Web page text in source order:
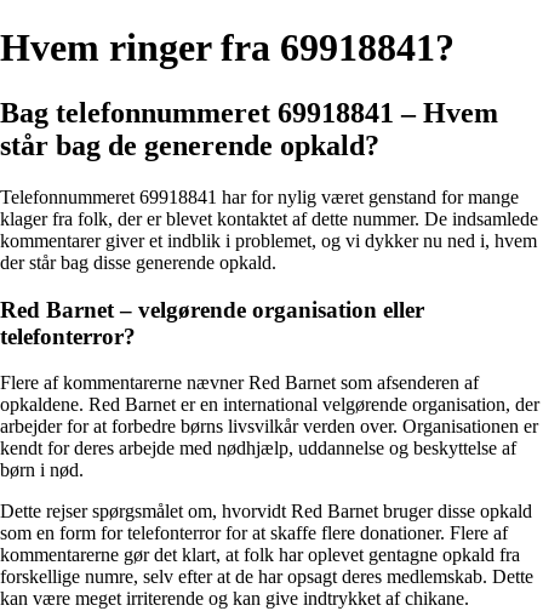
Hvem ringer fra 69918841?
Bag telefonnummeret 69918841 – Hvem
står bag de generende opkald?
Telefonnummeret 69918841 har for nylig været genstand for mange
klager fra folk, der er blevet kontaktet af dette nummer. De indsamlede
kommentarer giver et indblik i problemet, og vi dykker nu ned i, hvem
der står bag disse generende opkald.
Red Barnet – velgørende organisation eller
telefonterror?
Flere af kommentarerne nævner Red Barnet som afsenderen af
opkaldene. Red Barnet er en international velgørende organisation, der
arbejder for at forbedre børns livsvilkår verden over. Organisationen er
kendt for deres arbejde med nødhjælp, uddannelse og beskyttelse af
børn i nød.
Dette rejser spørgsmålet om, hvorvidt Red Barnet bruger disse opkald
som en form for telefonterror for at skaffe flere donationer. Flere af
kommentarerne gør det klart, at folk har oplevet gentagne opkald fra
forskellige numre, selv efter at de har opsagt deres medlemskab. Dette
kan være meget irriterende og kan give indtrykket af chikane.